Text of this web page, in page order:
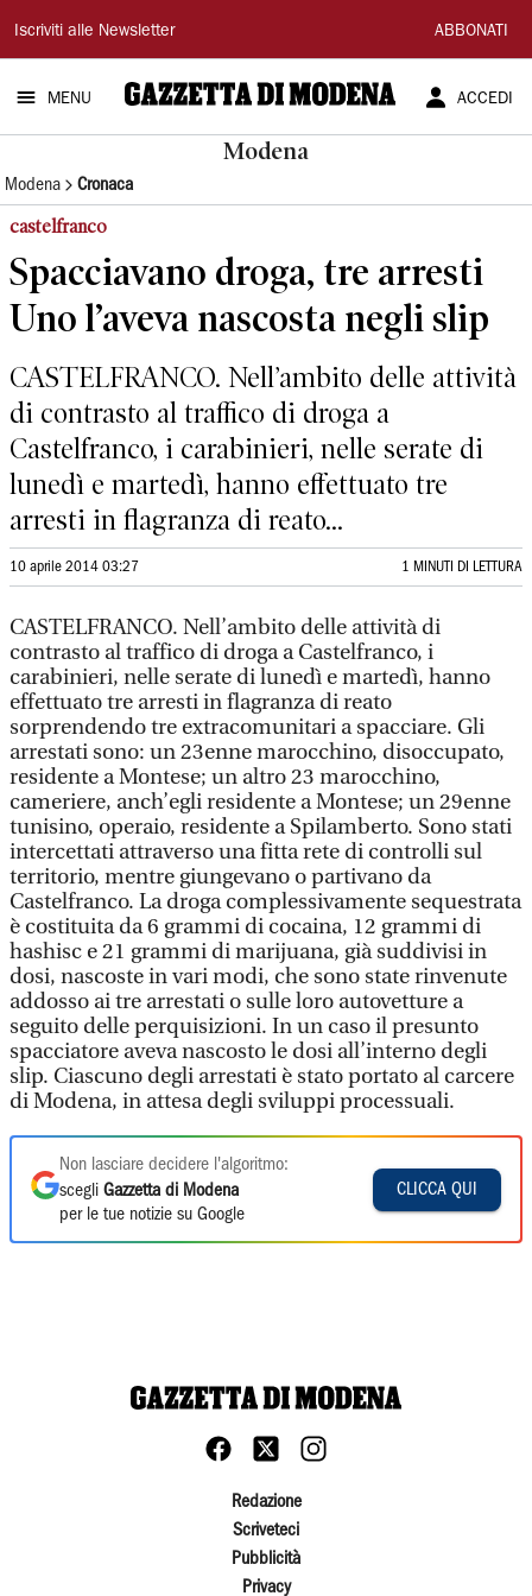
Gazzetta
di
Modena
Iscriviti alle Newsletter ABBONATI
MENU ACCEDI
Modena
Modena Cronaca
castelfranco
Spacciavano droga, tre arresti
Uno l’aveva nascosta negli slip
CASTELFRANCO. Nell’ambito delle attività
di contrasto al traffico di droga a
Castelfranco, i carabinieri, nelle serate di
lunedì e martedì, hanno effettuato tre
arresti in flagranza di reato...
10 aprile 2014 03:27 1 MINUTI DI LETTURA
CASTELFRANCO. Nell’ambito delle attività di
contrasto al traffico di droga a Castelfranco, i
carabinieri, nelle serate di lunedì e martedì, hanno
effettuato tre arresti in flagranza di reato
sorprendendo tre extracomunitari a spacciare. Gli
arrestati sono: un 23enne marocchino, disoccupato,
residente a Montese; un altro 23 marocchino,
cameriere, anch’egli residente a Montese; un 29enne
tunisino, operaio, residente a Spilamberto. Sono stati
intercettati attraverso una fitta rete di controlli sul
territorio, mentre giungevano o partivano da
Castelfranco. La droga complessivamente sequestrata
è costituita da 6 grammi di cocaina, 12 grammi di
hashisc e 21 grammi di marijuana, già suddivisi in
dosi, nascoste in vari modi, che sono state rinvenute
addosso ai tre arrestati o sulle loro autovetture a
seguito delle perquisizioni. In un caso il presunto
spacciatore aveva nascosto le dosi all’interno degli
slip. Ciascuno degli arrestati è stato portato al carcere
di Modena, in attesa degli sviluppi processuali.
Non lasciare decidere l'algoritmo:
scegli Gazzetta di Modena
per le tue notizie su Google
CLICCA QUI
Redazione
Scriveteci
Pubblicità
Privacy